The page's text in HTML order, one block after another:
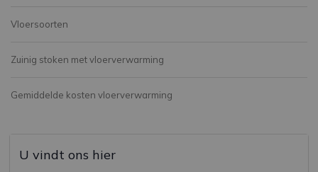
Vloersoorten
Zuinig stoken met vloerverwarming
Gemiddelde kosten vloerverwarming
U vindt ons hier